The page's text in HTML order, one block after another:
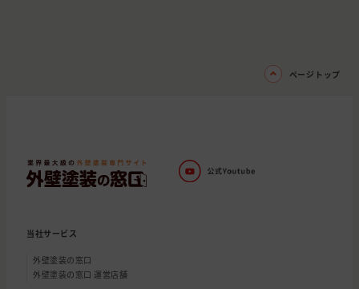
ページトップ
当社サービス
外壁塗装の窓口
外壁塗装の窓口 運営店舗